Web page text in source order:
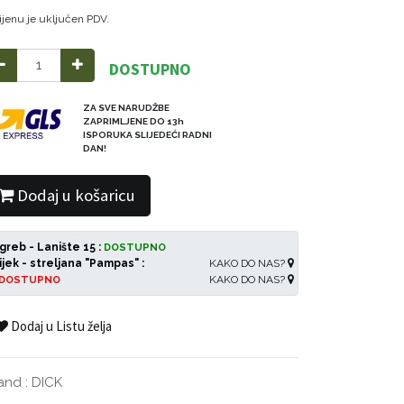
je uključen PDV.
DOSTUPNO
ZA SVE NARUDŽBE
ZAPRIMLJENE DO 13h
ISPORUKA SLIJEDEĆI RADNI
DAN!
Dodaj u košaricu
- Lanište 15 : DOSTUPNO
KAKO DO NAS?
- streljana "Pampas" :
KAKO DO NAS?
Dodaj u Listu želja
: DICK